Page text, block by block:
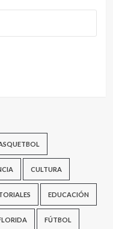
CULTURA
EDUCACIÓN
FÚTBOL